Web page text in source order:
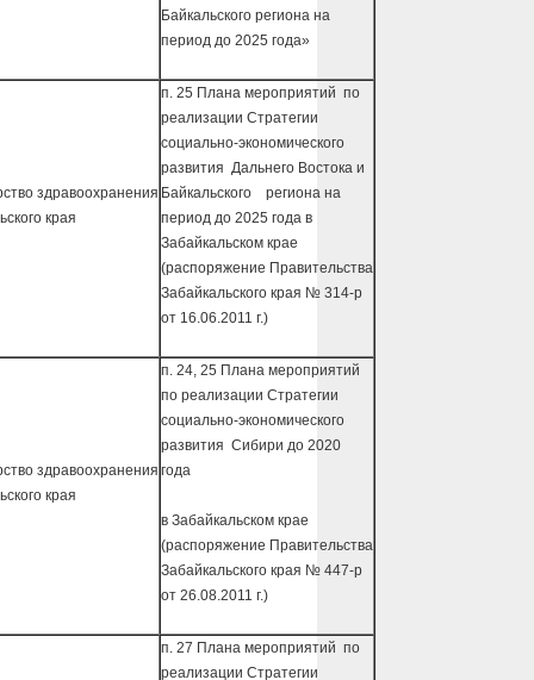
Байкальского региона на
период до 2025 года»
здравоохранения
края
п. 25 Плана мероприятий по
реализации Стратегии
социально-экономического
развития Дальнего Востока и
Байкальского региона на
период до 2025 года в
Забайкальском крае
(распоряжение Правительства
Забайкальского края № 314-р
от 16.06.2011 г.)
здравоохранения
края
п. 24, 25 Плана мероприятий
по реализации Стратегии
социально-экономического
развития Сибири до 2020
года
в Забайкальском крае
(распоряжение Правительства
Забайкальского края № 447-р
от 26.08.2011 г.)
п. 27 Плана мероприятий по
реализации Стратегии